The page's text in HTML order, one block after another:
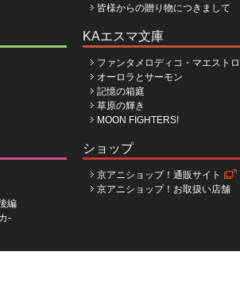
皆様からの贈り物につきまして
KAエスマ文庫
ファンタメロディコ・マエストロ
オーロラとサーモン
記憶の箱庭
草原の輝き
MOON FIGHTERS!
編
-
ショップ
京アニショップ！通販サイト
京アニショップ！お取扱い店舗